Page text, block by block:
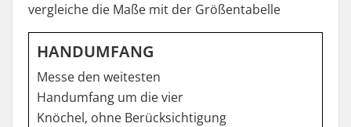
vergleiche die Maße mit der Größentabelle
HANDUMFANG
Messe den weitesten
Handumfang um die vier
Knöchel, ohne Berücksichtigung